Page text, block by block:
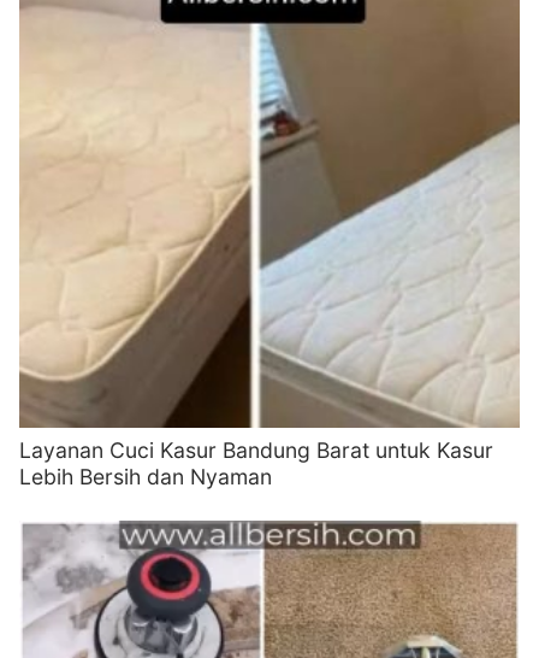
Layanan Cuci Kasur Bandung Barat untuk Kasur
Lebih Bersih dan Nyaman